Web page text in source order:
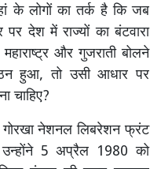
के लोगों का तर्क है कि जब
देश में राज्यों का बंटवारा
और गुजराती बोलने
हुआ, तो उसी आधार पर
चाहिए?
नेशनल लिबरेशन फ्रंट
5 अप्रैल 1980 को